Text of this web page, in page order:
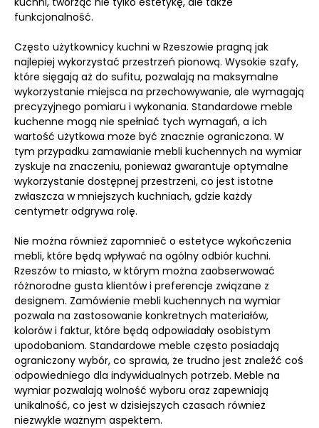
funkcjonalność.
Często użytkownicy kuchni w Rzeszowie pragną jak
najlepiej wykorzystać przestrzeń pionową. Wysokie szafy,
które sięgają aż do sufitu, pozwalają na maksymalne
wykorzystanie miejsca na przechowywanie, ale wymagają
precyzyjnego pomiaru i wykonania. Standardowe meble
kuchenne mogą nie spełniać tych wymagań, a ich
wartość użytkowa może być znacznie ograniczona. W
tym przypadku zamawianie mebli kuchennych na wymiar
zyskuje na znaczeniu, ponieważ gwarantuje optymalne
wykorzystanie dostępnej przestrzeni, co jest istotne
zwłaszcza w mniejszych kuchniach, gdzie każdy
centymetr odgrywa rolę.
Nie można również zapomnieć o estetyce wykończenia
mebli, które będą wpływać na ogólny odbiór kuchni.
Rzeszów to miasto, w którym można zaobserwować
różnorodne gusta klientów i preferencje związane z
designem. Zamówienie mebli kuchennych na wymiar
pozwala na zastosowanie konkretnych materiałów,
kolorów i faktur, które będą odpowiadały osobistym
upodobaniom. Standardowe meble często posiadają
ograniczony wybór, co sprawia, że trudno jest znaleźć coś
odpowiedniego dla indywidualnych potrzeb. Meble na
wymiar pozwalają wolność wyboru oraz zapewniają
unikalność, co jest w dzisiejszych czasach również
niezwykle ważnym aspektem.